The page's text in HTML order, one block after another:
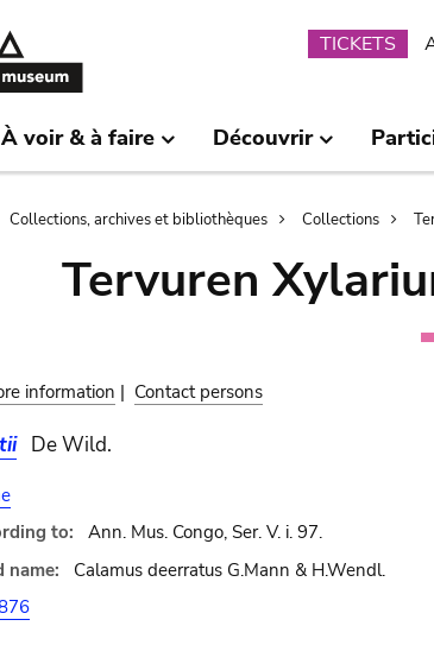
TICKETS
À voir & à faire Découvrir
Collections, archives et bibliothèques Collections
Tervuren
information | Contact persons
De Wild.
to:
Ann. Mus. Congo, Ser. V. i. 97.
name:
Calamus deerratus G.Mann & H.Wendl.